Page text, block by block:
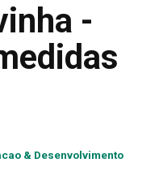
-
& Desenvolvimento